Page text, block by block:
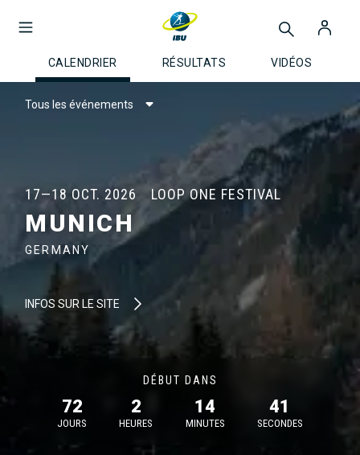
CALENDRIER RÉSULTATS VIDÉOS
Tous les événements
17—18 OCT. 2026 LOOP ONE FESTIVAL
MUNICH
GERMANY
INFOS SUR LE SITE
DÉBUT DANS
72
JOURS
2
HEURES
14
MINUTES
41
SECONDES